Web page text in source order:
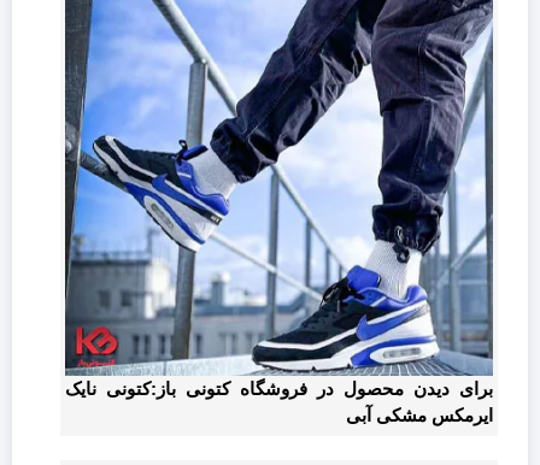
برای دیدن محصول در فروشگاه کتونی باز:کتونی نایک
ایرمکس مشکی آبی